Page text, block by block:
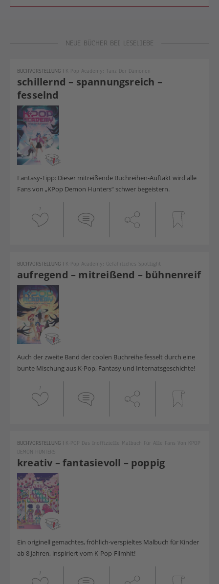
NEUE BÜCHER BEI LESELIEBE
schillernd – spannungsreich –
fesselnd
BUCHVORSTELLUNG | K-Pop Academy: Tanz Der Dämonen
Fantasy-Tipp: Dieser mitreißende Buchreihen-Auftakt wird alle
Fans von „KPop Demon Hunters“ schwer begeistern.
1
aufregend – mitreißend – bühnenreif
BUCHVORSTELLUNG | K-Pop Academy: Gefährliches Spotlight
Auch der zweite Band der coolen Buchreihe fesselt durch eine
bunte Mischung aus K-Pop, Fantasy und Internatsgeschichte!
1
kreativ – fantasievoll – poppig
BUCHVORSTELLUNG | K-POP Das Inoffizielle Malbuch Für Alle Fans Von KPOP
DEMON HUNTERS
Ein originell gemachtes, fröhlich-verspieltes Malbuch für Kinder
ab 8 Jahren, inspiriert vom K-Pop-Filmhit!
1